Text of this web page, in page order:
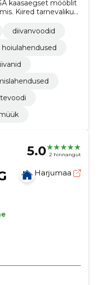
kaasaegset mööblit
Kiired tarnevalikud,
ja järelmaks
diivanvoodid
hoiulahendused
5.0 2 hinnangut
Harjumaa